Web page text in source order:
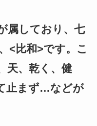
属しており、七
<比和>です。こ
天、乾く、健
止まず…などが